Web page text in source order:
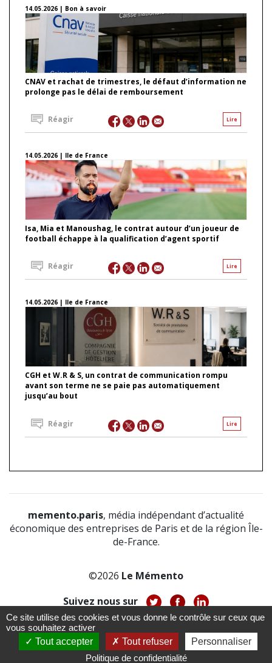
14.05.2026 | Bon à savoir
CNAV et rachat de trimestres, le défaut d’information ne
prolonge pas le délai de remboursement
Lire
Réagir
14.05.2026 | Ile de France
Isa, Mia et Manoushag, le contrat autour d’un joueur de
football échappe à la qualification d’agent sportif
Lire
Réagir
14.05.2026 | Ile de France
CGH et W.R & S, un contrat de communication rompu
avant son terme ne se paie pas automatiquement
jusqu’au bout
Lire
Réagir
memento.paris, média indépendant d’actualité
économique des entreprises de Paris et de la région Île-
de-France.
©2026 Le Mémento
Suivez nous sur
À propos-Notice légale
CGV-CGU
Ce site utilise des cookies et vous donne le contrôle sur ceux que
vous souhaitez activer
Tout accepter
Tout refuser
Personnaliser
Politique de confidentialité